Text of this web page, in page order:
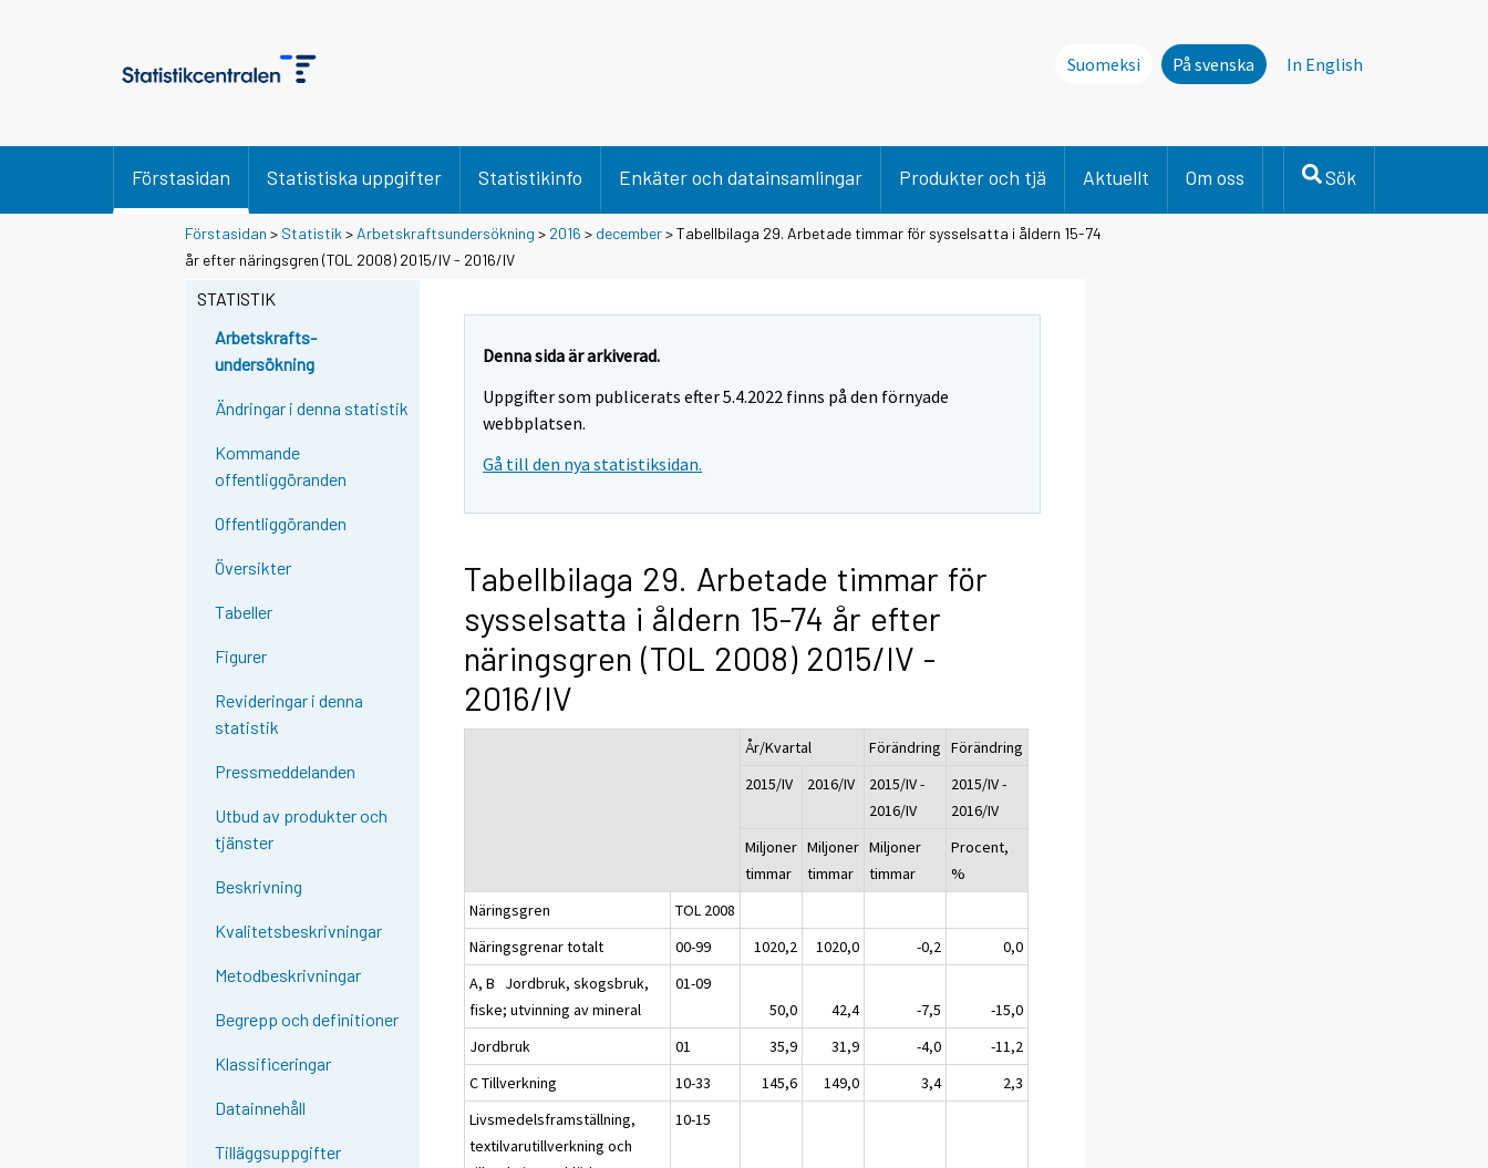
Suomeksi På svenska In English
Förstasidan Statistiska uppgifter Statistikinfo Enkäter och datainsamlingar Produkter och tjä Aktuellt Om oss Sök
Förstasidan > Statistik > Arbetskraftsundersökning > 2016 > december> Tabellbilaga 29. Arbetade timmar för sysselsatta i åldern 15-74
år efter näringsgren (TOL 2008) 2015/IV - 2016/IV
STATISTIK
Arbetskrafts-
undersökning
Ändringar i denna statistik
Kommande
offentliggöranden
Offentliggöranden
Översikter
Tabeller
Figurer
Revideringar i denna
statistik
Pressmeddelanden
Utbud av produkter och
tjänster
Beskrivning
Kvalitetsbeskrivningar
Metodbeskrivningar
Begrepp och definitioner
Klassificeringar
Datainnehåll
Tilläggsuppgifter
Denna sida är arkiverad.
Uppgifter som publicerats efter 5.4.2022 finns på den förnyade
webbplatsen.
Gå till den nya statistiksidan.
Tabellbilaga 29. Arbetade timmar för
sysselsatta i åldern 15-74 år efter
näringsgren (TOL 2008) 2015/IV -
2016/IV
År/Kvartal Förändring Förändring
2015/IV
2016/IV
2015/IV -
2016/IV
2015/IV -
2016/IV
Miljoner
timmar
Miljoner
timmar
Miljoner
timmar
Procent,
%
Näringsgren
TOL 2008
Näringsgrenar totalt
00-99 1020,2 1020,0 -0,2
0,0
A, B Jordbruk, skogsbruk,
fiske; utvinning av mineral
01-09
50,0
42,4 -7,5
-15,0
Jordbruk
01 35,9 31,9 -4,0
-11,2
C Tillverkning
10-33 145,6 149,0 3,4
2,3
Livsmedelsframställning,
textilvarutillverkning och
10-15